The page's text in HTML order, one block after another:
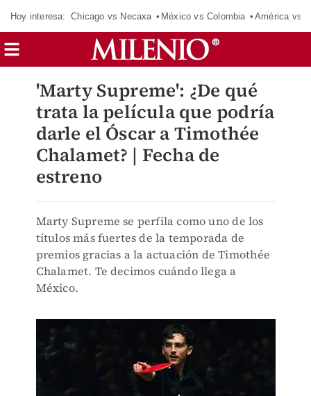
Hoy interesa: Chicago vs Necaxa México vs Colombia América vs
'Marty Supreme': ¿De qué
trata la película que podría
darle el Óscar a Timothée
Chalamet? | Fecha de
estreno
Marty Supreme se perfila como uno de los
títulos más fuertes de la temporada de
premios gracias a la actuación de Timothée
Chalamet. Te decimos cuándo llega a
México.